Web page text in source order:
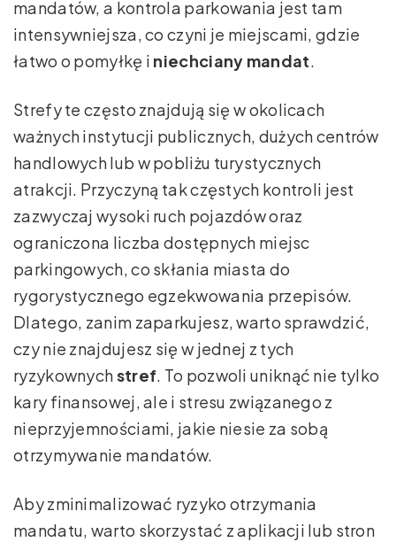
mandatów, a kontrola parkowania jest tam
intensywniejsza, co czyni je miejscami, gdzie
łatwo o pomyłkę i niechciany mandat.
Strefy te często znajdują się w okolicach
ważnych instytucji publicznych, dużych centrów
handlowych lub w pobliżu turystycznych
atrakcji. Przyczyną tak częstych kontroli jest
zazwyczaj wysoki ruch pojazdów oraz
ograniczona liczba dostępnych miejsc
parkingowych, co skłania miasta do
rygorystycznego egzekwowania przepisów.
Dlatego, zanim zaparkujesz, warto sprawdzić,
czy nie znajdujesz się w jednej z tych
ryzykownychstref. To pozwoli uniknąć nie tylko
kary finansowej, ale i stresu związanego z
nieprzyjemnościami, jakie niesie za sobą
otrzymywanie mandatów.
Aby zminimalizować ryzyko otrzymania
mandatu, warto skorzystać z aplikacji lub stron